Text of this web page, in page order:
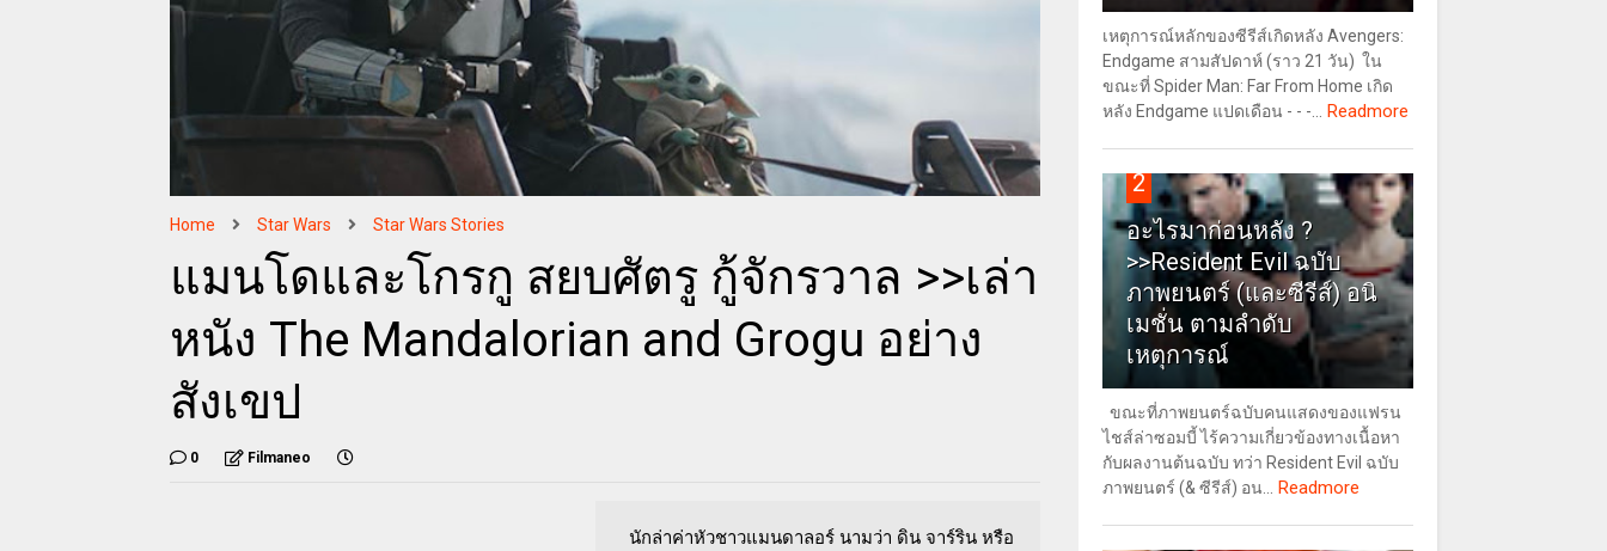
Home Star Wars Star Wars Stories
แมนโดและโกรกู สยบศัตรู กู้จักรวาล >>เล่า
หนัง The Mandalorian and Grogu อย่าง
สังเขป
0 Filmaneo
นักล่าค่าหัวชาวแมนดาลอร์ นามว่า ดิน จาร์ริน หรือ
เหตุการณ์หลักของซีรีส์เกิดหลัง Avengers:
Endgame สามสัปดาห์ (ราว 21 วัน) ใน
ขณะที่ Spider Man: Far From Home เกิด
หลัง Endgame แปดเดือน - - -...
Readmore
2
อะไรมาก่อนหลัง ?
>>Resident Evil ฉบับ
ภาพยนตร์ (และซีรีส์) อนิ
เมชั่น ตามลำดับ
เหตุการณ์
ขณะที่ภาพยนตร์ฉบับคนแสดงของแฟรน
ไชส์ล่าซอมบี้ ไร้ความเกี่ยวข้องทางเนื้อหา
กับผลงานต้นฉบับ ทว่า Resident Evil ฉบับ
ภาพยนตร์ (& ซีรีส์) อน...
Readmore